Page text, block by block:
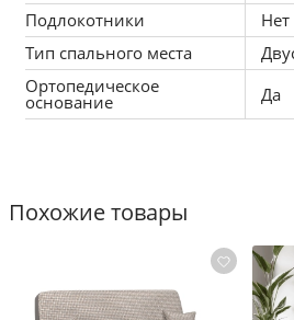
Подлокотники
Нет
Тип спального места
Ортопедическое
основание Да
Похожие товары